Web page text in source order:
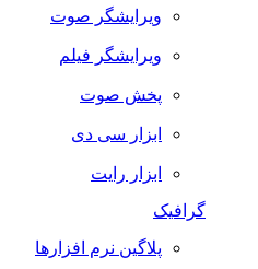
ویرایشگر صوت
ویرایشگر فیلم
پخش صوت
ابزار سی دی
ابزار رایت
گرافیک
پلاگین نرم افزارها